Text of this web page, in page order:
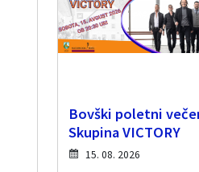
Bovški poletni
Skupina VICTORY
15. 08. 2026